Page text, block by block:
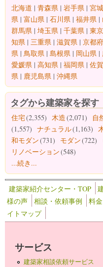
北海道 | 青森県 | 岩手県 | 宮
県 | 富山県 | 石川県 | 福井県 |
群馬県 | 埼玉県 | 千葉県 | 東
知県 | 三重県 | 滋賀県 | 京都府
県 | 鳥取県 | 島根県 | 岡山県 |
愛媛県 | 高知県 | 福岡県 | 佐
県 | 鹿児島県 | 沖縄県
タグから建築家を探す
住宅(2,355) 木造(2,071) 自
(1,557) ナチュラル(1,163)
和モダン(731) モダン(722)
リノベーション(548)
...続き...
建築家紹介センター・TOP
様の声
相談・依頼事例 料金
イトマップ
サービス
建築家相談依頼サービス